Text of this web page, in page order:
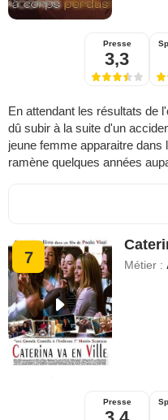
Presse
3,3
En attendant les résultats de
dû subir à la suite d'un
jeune femme apparaitre
ramène quelques années
7 Métier :
Presse